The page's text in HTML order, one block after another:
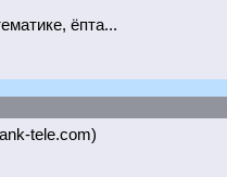
ёпта...
tele.com)